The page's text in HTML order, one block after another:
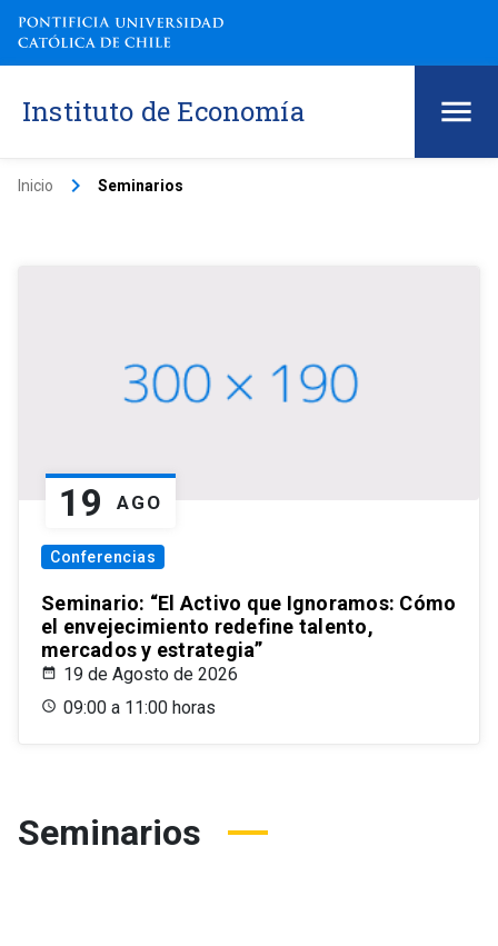
Instituto de Economía
Inicio keyboard_arrow_right Seminarios
19 AGO
Conferencias
Seminario: “El Activo que Ignoramos: Cómo
el envejecimiento redefine talento,
mercados y estrategia”
19 de Agosto de 2026
09:00 a 11:00 horas
Seminarios